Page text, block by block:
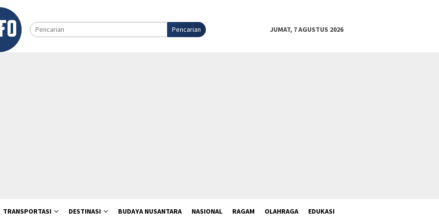
Pencarian JUMAT, 7 AGUSTUS 2026
TRANSPORTASI DESTINASI BUDAYA NUSANTARA NASIONAL RAGAM OLAHRAGA EDUKASI